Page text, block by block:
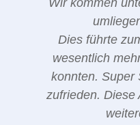
Dies führte
wesentlich
konnten. Super
zufrieden. Diese